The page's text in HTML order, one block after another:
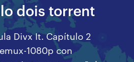
dois torrent
Divx It. Capítulo 2
1080p con